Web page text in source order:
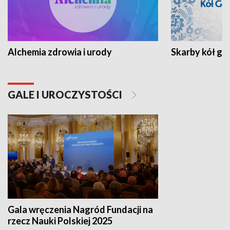
Alchemia zdrowia i urody Skarby kół
GALE I UROCZYSTOŚCI
Gala wręczenia Nagród Fundacji na
rzecz Nauki Polskiej 2025